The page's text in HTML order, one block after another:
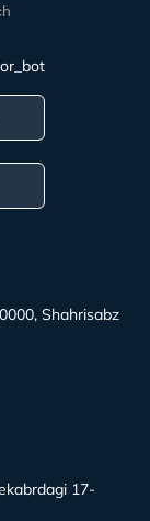
Shahrisabz
17-